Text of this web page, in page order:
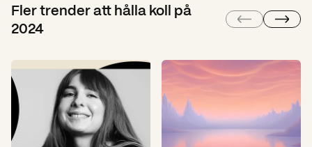
Fler trender att hålla koll på
2024